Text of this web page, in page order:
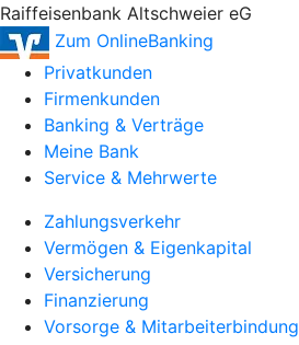
Raiffeisenbank Altschweier eG
Zum OnlineBanking
Privatkunden
Firmenkunden
Banking & Verträge
Meine Bank
Service & Mehrwerte
Zahlungsverkehr
Vermögen & Eigenkapital
Versicherung
Finanzierung
Vorsorge & Mitarbeiterbindung